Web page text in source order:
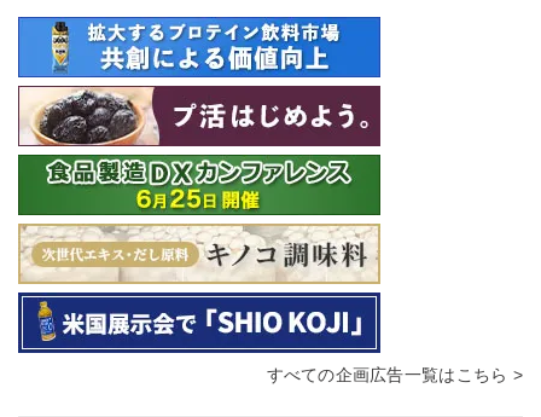
すべての企画広告一覧はこちら >